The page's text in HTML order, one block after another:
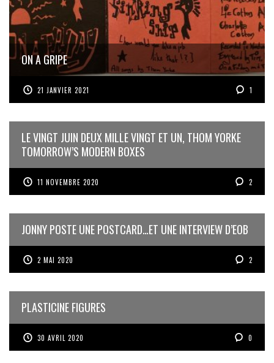
ON A GRIPE
21 JANVIER 2021 1
LE VINGT JUIN DEUX MILLE VINGT ET UN, THOM YORKE
TOMORROW’S MODERN BOXES
11 NOVEMBRE 2020 2
JONNY POSTE UNE POSTCARD…ET UNE INTERVIEW D’EOB
2 MAI 2020 2
PLASTICINE FIGURES
30 AVRIL 2020 0